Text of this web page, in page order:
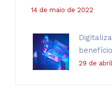
14 de maio de 2022
29 de